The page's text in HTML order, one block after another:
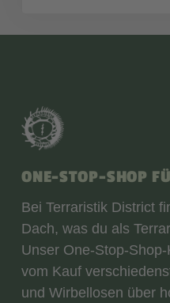
ONE-STOP-SHOP
Bei Terraristik District
Dach, was du als
Unser One-Stop-
vom Kauf
und Wirbellosen über